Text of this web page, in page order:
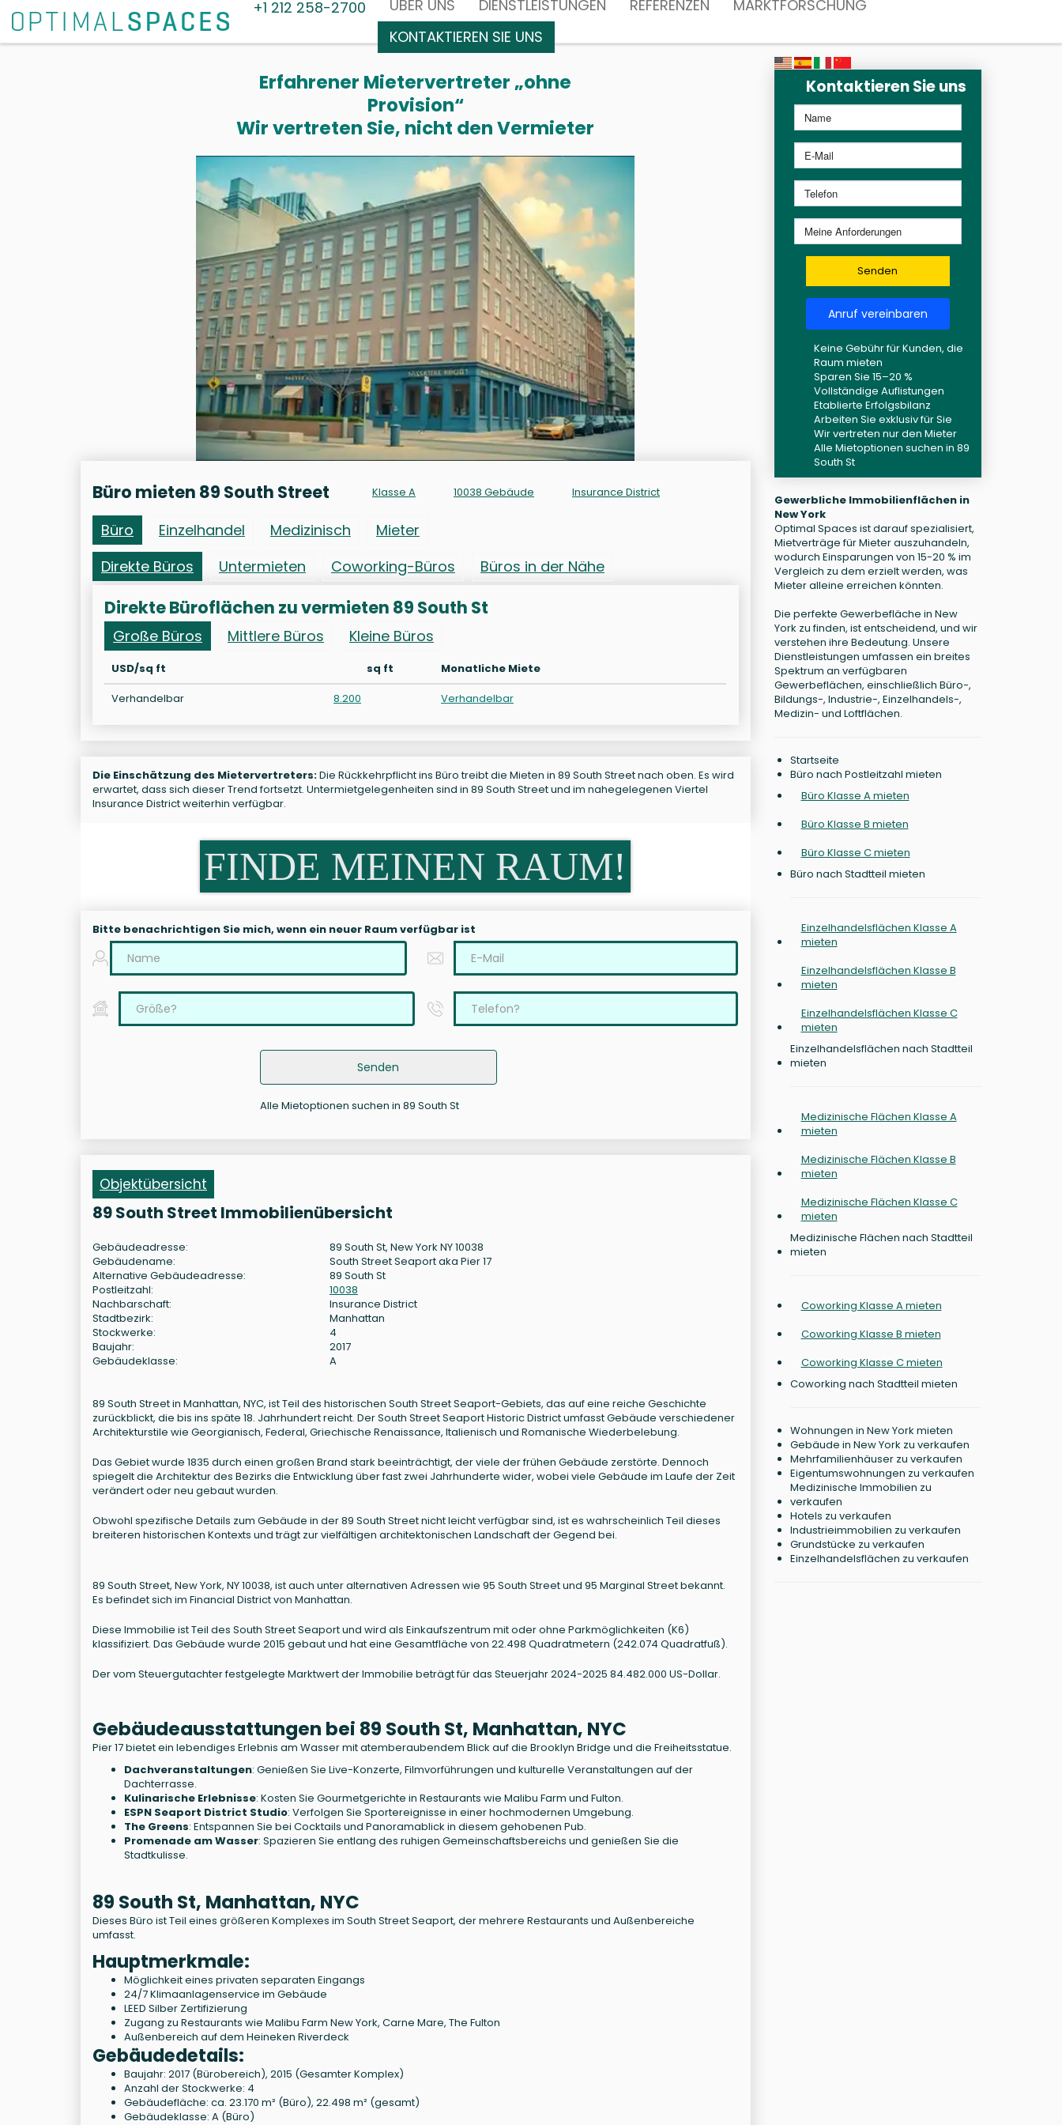
+1 212 258-2700 ÜBER UNS DIENSTLEISTUNGEN REFERENZEN
MARKTFORSCHUNG
KONTAKTIEREN SIE UNS
Erfahrener Mietervertreter „ohne
Provision“
Wir vertreten Sie, nicht den Vermieter
Büro mieten 89 South Street Klasse A 10038 Gebäude Insurance District
Büro Einzelhandel Medizinisch
Mieter
Direkte Büros
Untermieten Coworking-Büros Büros in der Nähe
Direkte Büroflächen zu vermieten 89 South St
Große Büros Mittlere Büros Kleine Büros
USD/sq ft sq ft
Monatliche Miete
Verhandelbar
8.200 Verhandelbar
Die Einschätzung des Mietervertreters:Die Rückkehrpflicht ins Büro treibt die Mieten in 89 South Street nach oben. Es wird
erwartet, dass sich dieser Trend fortsetzt. Untermietgelegenheiten sind in 89 South Street und im nahegelegenen Viertel
Insurance District weiterhin verfügbar.
FINDE MEINEN RAUM!
Bitte benachrichtigen Sie mich, wenn ein neuer Raum verfügbar ist
Senden
Alle Mietoptionen suchen in 89 South St
Objektübersicht
89 South Street Immobilienübersicht
Gebäudeadresse:
89 South St, New York NY 10038
Gebäudename:
South Street Seaport aka Pier 17
Alternative Gebäudeadresse:
89 South St
Postleitzahl:
10038
Nachbarschaft:
Insurance District
Stadtbezirk:
Manhattan
Stockwerke:
4
Baujahr:
2017
Gebäudeklasse:
A
89 South Street in Manhattan, NYC, ist Teil des historischen South Street Seaport-Gebiets, das auf eine reiche Geschichte
zurückblickt, die bis ins späte 18. Jahrhundert reicht. Der South Street Seaport Historic District umfasst Gebäude verschiedener
Architekturstile wie Georgianisch, Federal, Griechische Renaissance, Italienisch und Romanische Wiederbelebung.
Das Gebiet wurde 1835 durch einen großen Brand stark beeinträchtigt, der viele der frühen Gebäude zerstörte. Dennoch
spiegelt die Architektur des Bezirks die Entwicklung über fast zwei Jahrhunderte wider, wobei viele Gebäude im Laufe der Zeit
verändert oder neu gebaut wurden.
Obwohl spezifische Details zum Gebäude in der 89 South Street nicht leicht verfügbar sind, ist es wahrscheinlich Teil dieses
breiteren historischen Kontexts und trägt zur vielfältigen architektonischen Landschaft der Gegend bei.
89 South Street, New York, NY 10038, ist auch unter alternativen Adressen wie 95 South Street und 95 Marginal Street bekannt.
Es befindet sich im Financial District von Manhattan.
Diese Immobilie ist Teil des South Street Seaport und wird als Einkaufszentrum mit oder ohne Parkmöglichkeiten (K6)
klassifiziert. Das Gebäude wurde 2015 gebaut und hat eine Gesamtfläche von 22.498 Quadratmetern (242.074 Quadratfuß).
Der vom Steuergutachter festgelegte Marktwert der Immobilie beträgt für das Steuerjahr 2024-2025 84.482.000 US-Dollar.
Gebäudeausstattungen bei 89 South St, Manhattan, NYC
Pier 17 bietet ein lebendiges Erlebnis am Wasser mit atemberaubendem Blick auf die Brooklyn Bridge und die Freiheitsstatue.
Dachveranstaltungen: Genießen Sie Live-Konzerte, Filmvorführungen und kulturelle Veranstaltungen auf der
Dachterrasse.
Kulinarische Erlebnisse: Kosten Sie Gourmetgerichte in Restaurants wie Malibu Farm und Fulton.
ESPN Seaport District Studio: Verfolgen Sie Sportereignisse in einer hochmodernen Umgebung.
The Greens: Entspannen Sie bei Cocktails und Panoramablick in diesem gehobenen Pub.
Promenade am Wasser: Spazieren Sie entlang des ruhigen Gemeinschaftsbereichs und genießen Sie die
Stadtkulisse.
89 South St, Manhattan, NYC
Dieses Büro ist Teil eines größeren Komplexes im South Street Seaport, der mehrere Restaurants und Außenbereiche
umfasst.
Hauptmerkmale:
Möglichkeit eines privaten separaten Eingangs
24/7 Klimaanlagenservice im Gebäude
LEED Silber Zertifizierung
Zugang zu Restaurants wie Malibu Farm New York, Carne Mare, The Fulton
Außenbereich auf dem Heineken Riverdeck
Gebäudedetails:
Baujahr: 2017 (Bürobereich), 2015 (Gesamter Komplex)
Anzahl der Stockwerke: 4
Gebäudefläche: ca. 23.170 m² (Büro), 22.498 m² (gesamt)
Gebäudeklasse: A (Büro)
Kontaktieren Sie uns
Senden
Anruf vereinbaren
Keine Gebühr für Kunden, die
Raum mieten
Sparen Sie 15–20 %
Vollständige Auflistungen
Etablierte Erfolgsbilanz
Arbeiten Sie exklusiv für Sie
Wir vertreten nur den Mieter
Alle Mietoptionen suchen in 89
South St
Gewerbliche Immobilienflächen in
New York
Optimal Spaces ist darauf spezialisiert,
Mietverträge für Mieter auszuhandeln,
wodurch Einsparungen von 15-20 % im
Vergleich zu dem erzielt werden, was
Mieter alleine erreichen könnten.
Die perfekte Gewerbefläche in New
York zu finden, ist entscheidend, und wir
verstehen ihre Bedeutung. Unsere
Dienstleistungen umfassen ein breites
Spektrum an verfügbaren
Gewerbeflächen, einschließlich Büro-,
Bildungs-, Industrie-, Einzelhandels-,
Medizin- und Loftflächen.
Startseite
Büro nach Postleitzahl mieten
Büro Klasse A mieten
Büro Klasse B mieten
Büro Klasse C mieten
Büro nach Stadtteil mieten
Einzelhandelsflächen Klasse A
mieten
Einzelhandelsflächen Klasse B
mieten
Einzelhandelsflächen Klasse C
mieten
Einzelhandelsflächen nach Stadtteil
mieten
Medizinische Flächen Klasse A
mieten
Medizinische Flächen Klasse B
mieten
Medizinische Flächen Klasse C
mieten
Medizinische Flächen nach Stadtteil
mieten
Coworking Klasse A mieten
Coworking Klasse B mieten
Coworking Klasse C mieten
Coworking nach Stadtteil mieten
Wohnungen in New York mieten
Gebäude in New York zu verkaufen
Mehrfamilienhäuser zu verkaufen
Eigentumswohnungen zu verkaufen
Medizinische Immobilien zu
verkaufen
Hotels zu verkaufen
Industrieimmobilien zu verkaufen
Grundstücke zu verkaufen
Einzelhandelsflächen zu verkaufen